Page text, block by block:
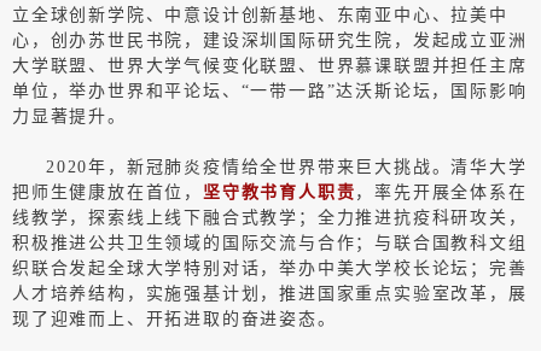
立全球创新学院、中意设计创新基地、东南亚中心、拉美中
心，创办苏世民书院，建设深圳国际研究生院，发起成立亚洲
大学联盟、世界大学气候变化联盟、世界慕课联盟并担任主席
单位，举办世界和平论坛、“一带一路”达沃斯论坛，国际影响
力显著提升。
2020年，新冠肺炎疫情给全世界带来巨大挑战。清华大学
把师生健康放在首位， 坚守教书育人职责 ，率先开展全体系在
线教学，探索线上线下融合式教学；全力推进抗疫科研攻关，
积极推进公共卫生领域的国际交流与合作；与联合国教科文组
织联合发起全球大学特别对话，举办中美大学校长论坛；完善
人才培养结构，实施强基计划，推进国家重点实验室改革，展
现了迎难而上、开拓进取的奋进姿态。